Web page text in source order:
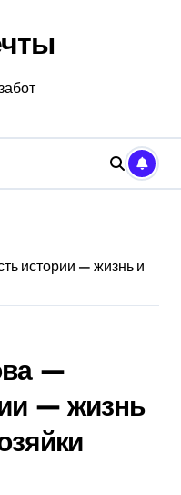
истории — жизнь и
—
— жизнь